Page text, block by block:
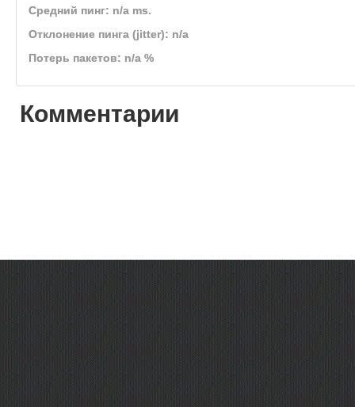
Средний пинг: n/a ms.
Отклонение пинга (jitter): n/a
Потерь пакетов: n/a %
Комментарии